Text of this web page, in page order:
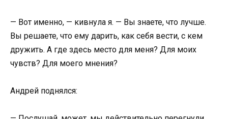
— Вот именно, — кивнула я. — Вы знаете, что лучше.
Вы решаете, что ему дарить, как себя вести, с кем
дружить. А где здесь место для меня? Для моих
чувств? Для моего мнения?
Андрей поднялся: